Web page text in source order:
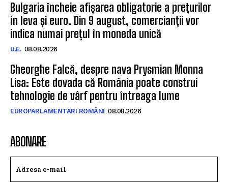
Bulgaria încheie afișarea obligatorie a prețurilor
în leva și euro. Din 9 august, comercianții vor
indica numai prețul în moneda unică
U.E. 08.08.2026
Gheorghe Falcă, despre nava Prysmian Monna
Lisa: Este dovada că România poate construi
tehnologie de vârf pentru întreaga lume
EUROPARLAMENTARI ROMÂNI 08.08.2026
ABONARE